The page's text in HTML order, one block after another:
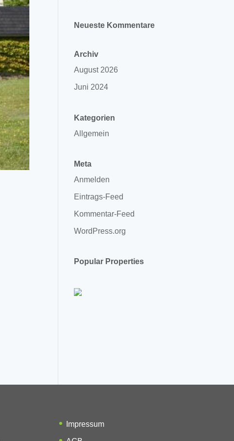
Neueste Kommentare
Archiv
August 2026
Juni 2024
Kategorien
Allgemein
Meta
Anmelden
Eintrags-Feed
Kommentar-Feed
WordPress.org
Popular Properties
Impressum